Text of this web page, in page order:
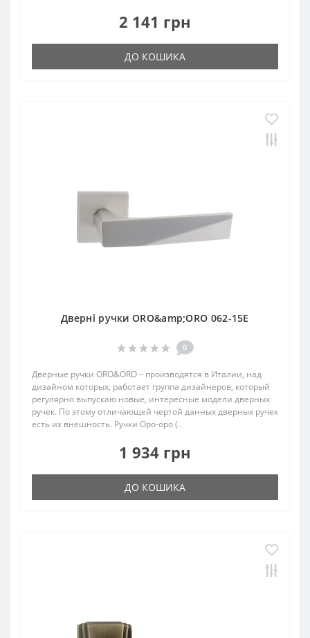
2 141 грн
ДО КОШИКА
Дверні ручки ORO&amp;ORO 062-15E
0
Дверные ручки ORO&ORO – производятся в Италии, над
дизайном которых, работает группа дизайнеров, который
регулярно выпускаю новые, интересные модели дверных
ручек. По этому отличающей чертой данных дверных ручек
есть их внешность. Ручки Оро-оро (..
1 934 грн
ДО КОШИКА